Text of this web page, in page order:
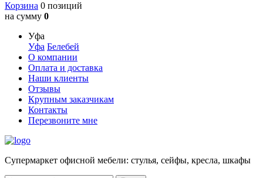
Корзина 0 позиций
на сумму 0
Уфа
Уфа Белебей
О компании
Оплата и доставка
Наши клиенты
Отзывы
Крупным заказчикам
Контакты
Перезвоните мне
Cупермаркет офисной мебели: стулья, сейфы, кресла, шкафы